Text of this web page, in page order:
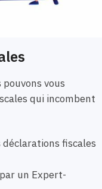
vous
qui incombent
fiscales
un Expert-